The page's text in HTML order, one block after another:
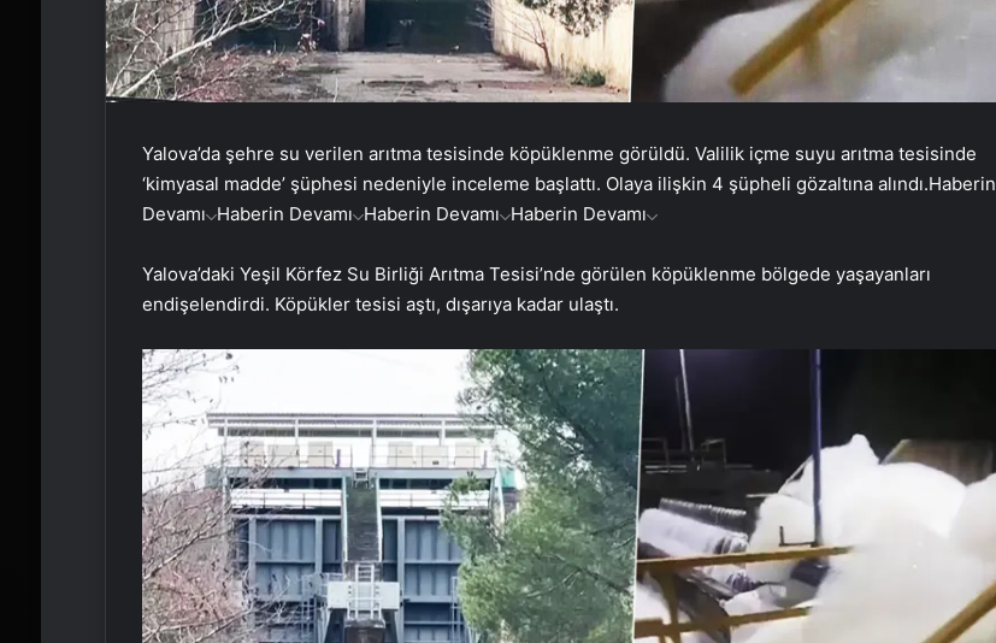
Yalova’da şehre su verilen arıtma tesisinde köpüklenme görüldü. Valilik içme suyu arıtma tesisinde
‘kimyasal madde’ şüphesi nedeniyle inceleme başlattı. Olaya ilişkin 4 şüpheli gözaltına alındı.Haberin
Devamı Haberin Devamı Haberin Devamı Haberin Devamı
Yalova’daki Yeşil Körfez Su Birliği Arıtma Tesisi’nde görülen köpüklenme bölgede yaşayanları
endişelendirdi. Köpükler tesisi aştı, dışarıya kadar ulaştı.